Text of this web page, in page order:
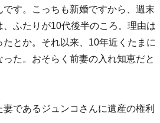
す。こっちも新婚ですから、週末
ふたりが10代後半のころ。理由は
とか。それ以来、10年近くたまに
た。おそらく前妻の入れ知恵だと
であるジュンコさんに遺産の権利